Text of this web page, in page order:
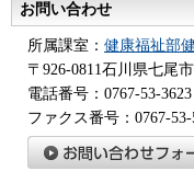
お問い合わせ
所属課室： 健康福祉部
〒926-0811石川県七尾
電話番号：0767-53-3623
ファクス番号：0767-53-